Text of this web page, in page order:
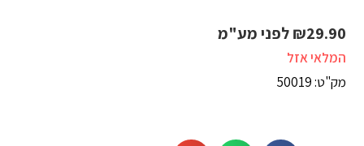
₪29.90 לפני מע"מ
המלאי אזל
מק"ט: 50019